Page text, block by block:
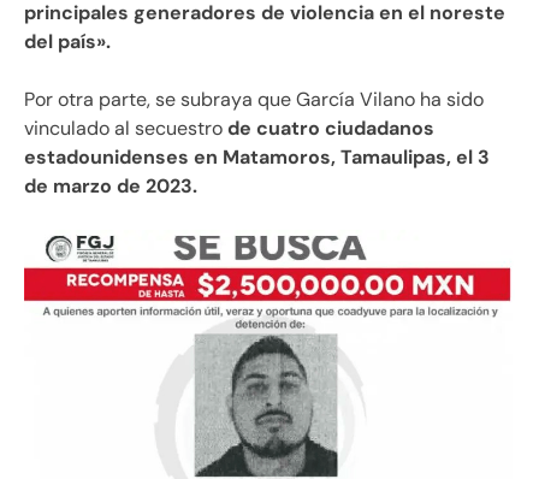
principales generadores de violencia en el noreste
del país».
Por otra parte, se subraya que García Vilano ha sido
vinculado al secuestrode cuatro ciudadanos
estadounidenses en Matamoros, Tamaulipas, el 3
de marzo de 2023.